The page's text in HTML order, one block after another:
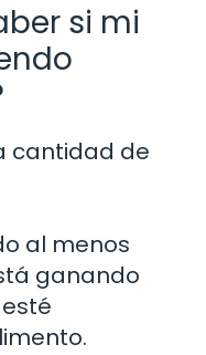
si mi
cantidad de
al menos
ganando